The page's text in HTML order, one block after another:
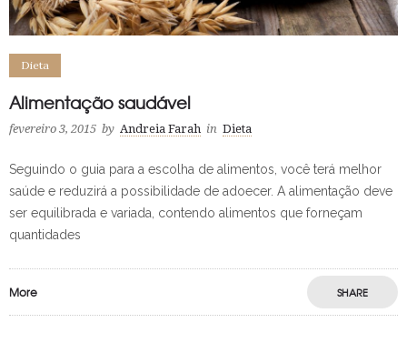
Dieta
Alimentação saudável
fevereiro 3, 2015 by Andreia Farah in Dieta
Seguindo o guia para a escolha de alimentos, você terá melhor
saúde e reduzirá a possibilidade de adoecer. A alimentação deve
ser equilibrada e variada, contendo alimentos que forneçam
quantidades
More SHARE